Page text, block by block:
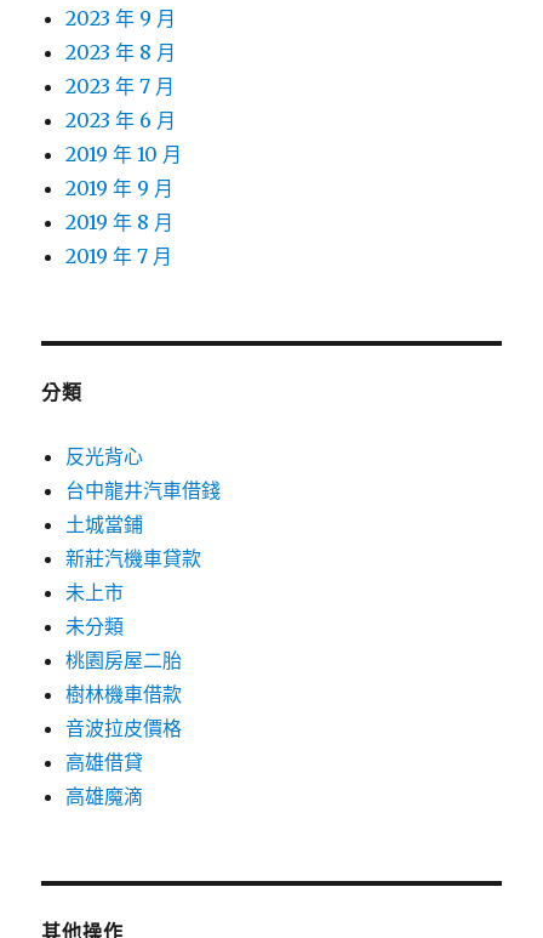
2023 年 9 月
2023 年 8 月
2023 年 7 月
2023 年 6 月
2019 年 10 月
2019 年 9 月
2019 年 8 月
2019 年 7 月
分類
反光背心
台中龍井汽車借錢
土城當鋪
新莊汽機車貸款
未上市
未分類
桃園房屋二胎
樹林機車借款
音波拉皮價格
高雄借貸
高雄魔滴
其他操作